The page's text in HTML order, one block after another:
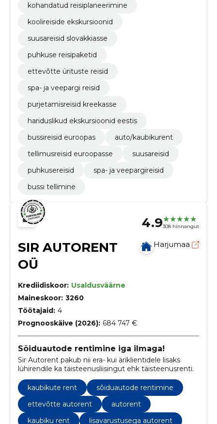
kohandatud reisiplaneerimine
koolireiside ekskursioonid
suusareisid slovakkiasse
puhkuse reisipaketid
ettevõtte ürituste reisid
spa- ja veepargi reisid
purjetamisreisid kreekasse
hariduslikud ekskursioonid eestis
bussireisid euroopas
auto/kaubikurent
tellimusreisid euroopasse
suusareisid
puhkusereisid
spa- ja veepargireisid
bussi tellimine
4.9308 hinnangut
SIR AUTORENT
OÜ
Harjumaa
Krediidiskoor: Usaldusväärne
Maineskoor: 3260
Töötajaid: 4
Prognooskäive (2026): 684 747 €
Sõiduautode rentimine iga ilmaga!
Sir Autorent pakub nii era- kui äriklientidele lisaks
lühirendile ka täisteenusliisingut ehk täisteenusrenti.
kaubikute rent
sõiduautode rentimine
ettevõtte autorent
autorent
kaubiku rent
lisavarustusega autorent